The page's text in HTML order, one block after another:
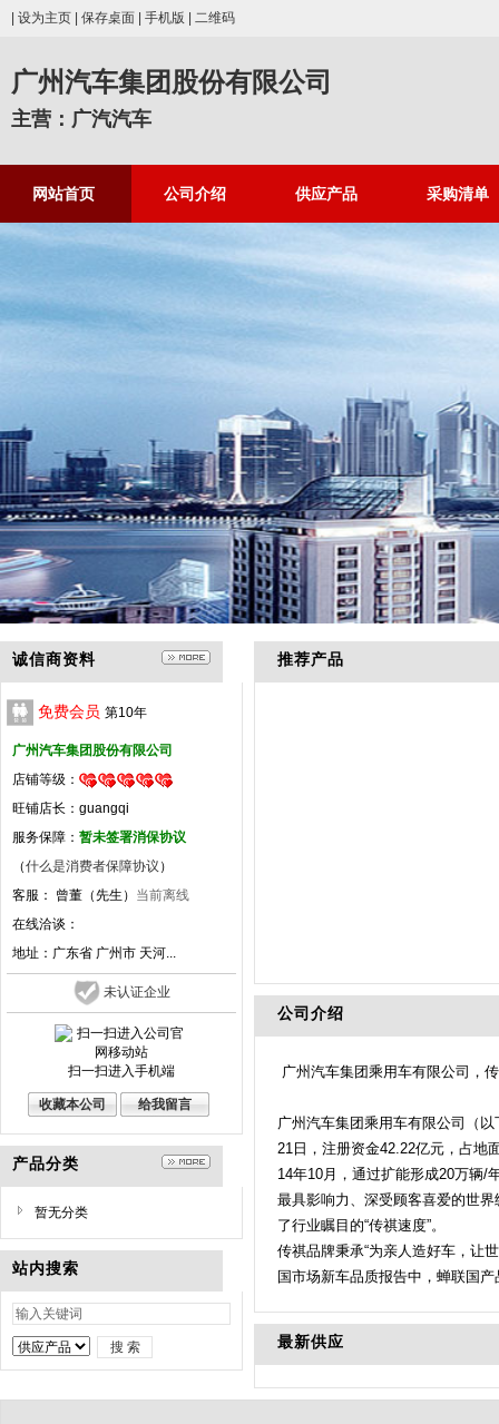
设为主页 保存桌面 手机版 二维码
广州汽车集团股份有限公司
主营：广汽汽车
网站首页 公司介绍 供应产品 采购清单
诚信商资料
免费会员 第10年
广州汽车集团股份有限公司
店铺等级：
旺铺店长：guangqi
服务保障： 暂未签署消保协议
（什么是消费者保障协议 ）
客服： 曾董（先生） 当前离线
在线洽谈：
地址： 广东省 广州市 天河...
未认证企业
扫一扫进入手机端
收藏本公司 给我留言
产品分类
暂无分类
站内搜索
推荐产品
公司介绍
广州汽车集团乘用车有限公司，
广州汽车集团乘用车有限公司（
21日，注册资金42.22亿元，占地
14年10月，通过扩能形成20万辆/
最具影响力、深受顾客喜爱的世
了行业瞩目的“传祺速度”。
传祺品牌秉承“为亲人造好车，让
国市场新车品质报告中，蝉联国
最新供应